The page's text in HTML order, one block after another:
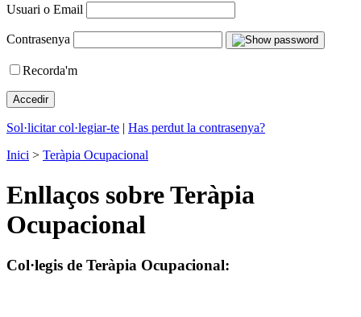
Usuari o Email
Contrasenya
Recorda'm
Sol·licitar col·legiar-te | Has perdut la contrasenya?
Inici > Teràpia Ocupacional
Enllaços sobre Teràpia
Ocupacional
Col·legis de Teràpia Ocupacional: